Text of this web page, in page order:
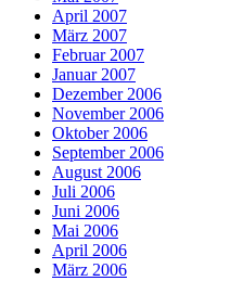
April 2007
März 2007
Februar 2007
Januar 2007
Dezember 2006
November 2006
Oktober 2006
September 2006
August 2006
Juli 2006
Juni 2006
Mai 2006
April 2006
März 2006